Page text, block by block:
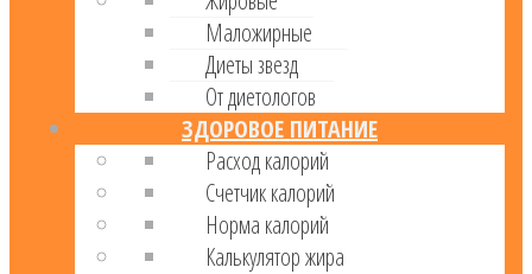
Маложирные
Диеты звезд
От диетологов
ЗДОРОВОЕ ПИТАНИЕ
Расход калорий
Cчетчик калорий
Норма калорий
Калькулятор жира